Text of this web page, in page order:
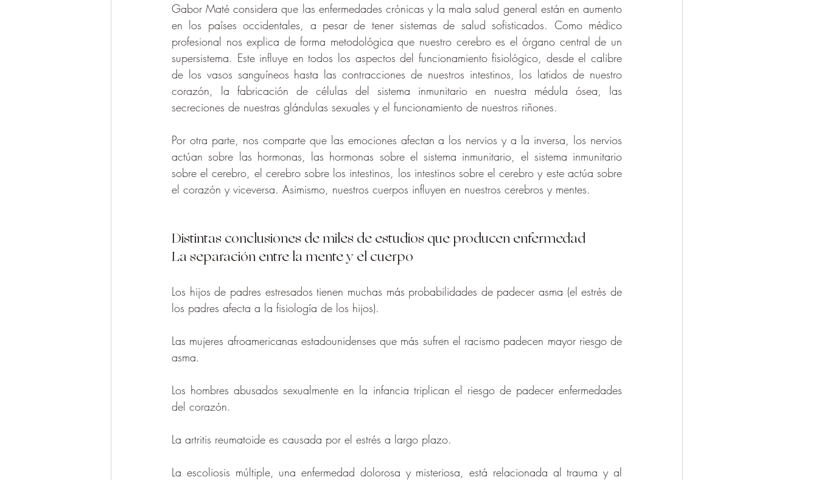
Gabor Maté considera que las enfermedades crónicas y la mala salud general están en aumento
en los países occidentales, a pesar de tener sistemas de salud sofisticados. Como médico
profesional nos explica de forma metodológica que nuestro cerebro es el órgano central de un
supersistema. Este influye en todos los aspectos del funcionamiento fisiológico, desde el calibre
de los vasos sanguíneos hasta las contracciones de nuestros intestinos, los latidos de nuestro
corazón, la fabricación de células del sistema inmunitario en nuestra médula ósea, las
secreciones de nuestras glándulas sexuales y el funcionamiento de nuestros riñones.
Por otra parte, nos comparte que las emociones afectan a los nervios y a la inversa, los nervios
actúan sobre las hormonas, las hormonas sobre el sistema inmunitario, el sistema inmunitario
sobre el cerebro, el cerebro sobre los intestinos, los intestinos sobre el cerebro y este actúa sobre
el corazón y viceversa. Asimismo, nuestros cuerpos influyen en nuestros cerebros y mentes.
Distintas conclusiones de miles de estudios que producen enfermedad
La separación entre la mente y el cuerpo
Los hijos de padres estresados tienen muchas más probabilidades de padecer asma (el estrés de
los padres afecta a la fisiología de los hijos).
Las mujeres afroamericanas estadounidenses que más sufren el racismo padecen mayor riesgo de
asma.
Los hombres abusados sexualmente en la infancia triplican el riesgo de padecer enfermedades
del corazón.
La artritis reumatoide es causada por el estrés a largo plazo.
La escoliosis múltiple, una enfermedad dolorosa y misteriosa, está relacionada al trauma y al